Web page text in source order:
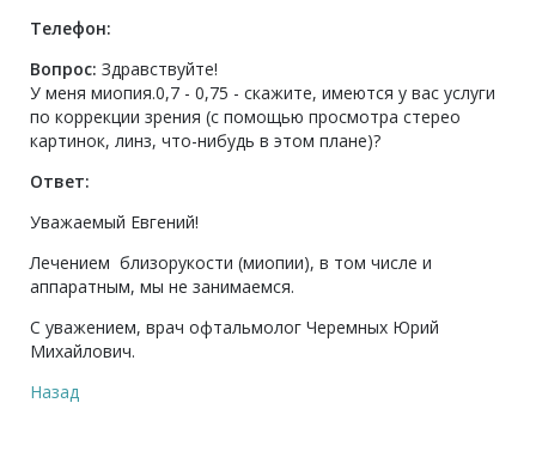
Телефон:
Вопрос: Здравствуйте!
У меня миопия.0,7 - 0,75 - скажите, имеются у вас услуги
по коррекции зрения (с помощью просмотра стерео
картинок, линз, что-нибудь в этом плане)?
Ответ:
Уважаемый Евгений!
Лечением близорукости (миопии), в том числе и
аппаратным, мы не занимаемся.
С уважением, врач офтальмолог Черемных Юрий
Михайлович.
Назад
Личный кабинет